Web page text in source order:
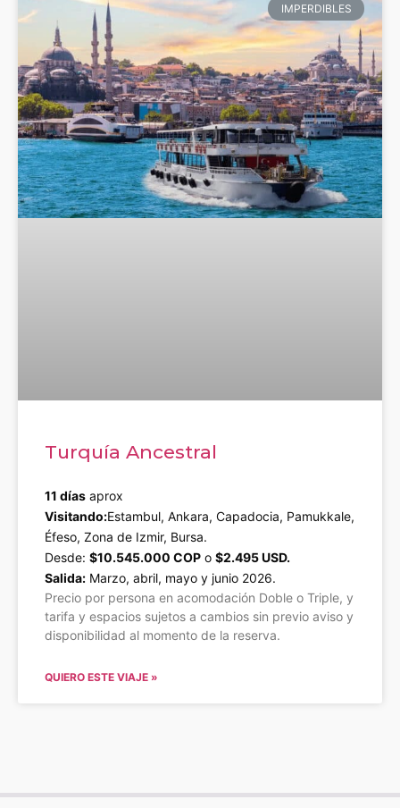
IMPERDIBLES
Turquía Ancestral
11 días aprox
Visitando:Estambul, Ankara, Capadocia, Pamukkale,
Éfeso, Zona de Izmir, Bursa.
Desde: $10.545.000 COP o $2.495 USD.
Salida: Marzo, abril, mayo y junio 2026.
Precio por persona en acomodación Doble o Triple, y
tarifa y espacios sujetos a cambios sin previo aviso y
disponibilidad al momento de la reserva.
QUIERO ESTE VIAJE »